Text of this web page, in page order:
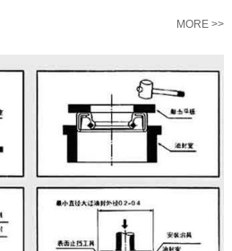
MORE >>